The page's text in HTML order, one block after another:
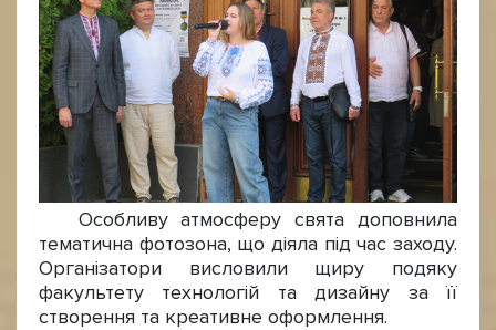
Особливу атмосферу свята доповнила
тематична фотозона, що діяла під час заходу.
Організатори висловили щиру подяку
факультету технологій та дизайну за її
створення та креативне оформлення.